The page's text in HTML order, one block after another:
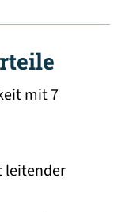
mit 7
leitender